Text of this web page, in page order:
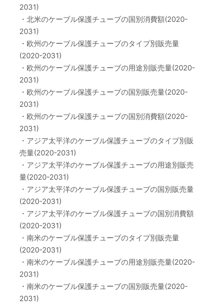
2031)
・北米のケーブル保護チューブの国別消費額(2020-
2031)
・欧州のケーブル保護チューブのタイプ別販売量
(2020-2031)
・欧州のケーブル保護チューブの用途別販売量(2020-
2031)
・欧州のケーブル保護チューブの国別販売量(2020-
2031)
・欧州のケーブル保護チューブの国別消費額(2020-
2031)
・アジア太平洋のケーブル保護チューブのタイプ別販
売量(2020-2031)
・アジア太平洋のケーブル保護チューブの用途別販売
量(2020-2031)
・アジア太平洋のケーブル保護チューブの国別販売量
(2020-2031)
・アジア太平洋のケーブル保護チューブの国別消費額
(2020-2031)
・南米のケーブル保護チューブのタイプ別販売量
(2020-2031)
・南米のケーブル保護チューブの用途別販売量(2020-
2031)
・南米のケーブル保護チューブの国別販売量(2020-
2031)